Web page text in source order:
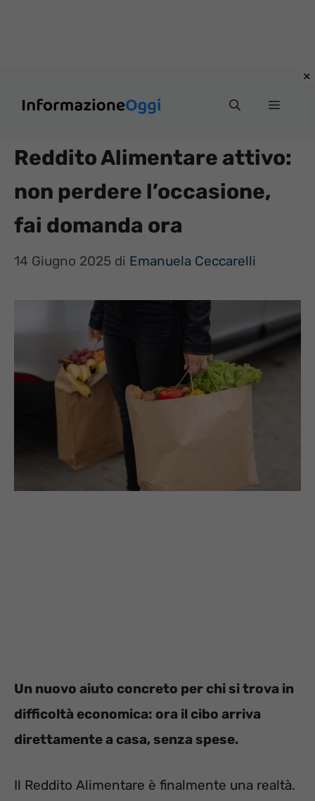
Menu
Reddito Alimentare attivo:
non perdere l’occasione,
fai domanda ora
14 Giugno 2025 di Emanuela Ceccarelli
Un nuovo aiuto concreto per chi si trova in
difficoltà economica: ora il cibo arriva
direttamente a casa, senza spese.
Il Reddito Alimentare è finalmente una realtà.